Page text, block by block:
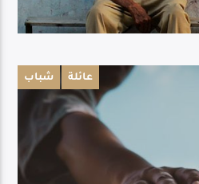
شباب عائلة